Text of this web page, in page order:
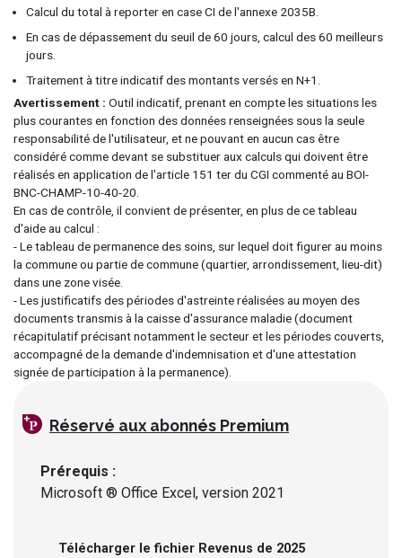
Calcul du total à reporter en case CI de l'annexe 2035B.
En cas de dépassement du seuil de 60 jours, calcul des 60 meilleurs
jours.
Traitement à titre indicatif des montants versés en N+1.
Avertissement
Outil indicatif, prenant en compte les situations les
plus courantes en fonction des données renseignées sous la seule
responsabilité de l'utilisateur, et ne pouvant en aucun cas être
considéré comme devant se substituer aux calculs qui doivent être
réalisés en application de l'article 151 ter du CGI commenté au BOI-
BNC-CHAMP-10-40-20.
En cas de contrôle, il convient de présenter, en plus de ce tableau
d'aide au calcul :
- Le tableau de permanence des soins, sur lequel doit figurer au moins
la commune ou partie de commune (quartier, arrondissement, lieu-dit)
dans une zone visée.
- Les justificatifs des périodes d'astreinte réalisées au moyen des
documents transmis à la caisse d'assurance maladie (document
récapitulatif précisant notamment le secteur et les périodes couverts,
accompagné de la demande d'indemnisation et d'une attestation
signée de participation à la permanence).
Réservé aux abonnés Premium
Prérequis
Microsoft ® Office Excel, version 2021
Télécharger le fichier Revenus de 2025